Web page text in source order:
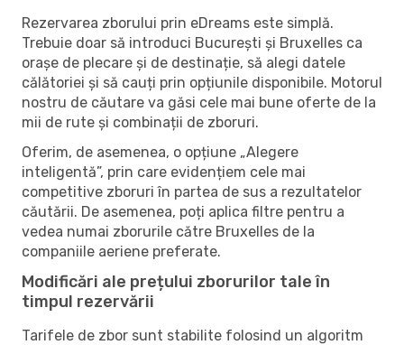
Rezervarea zborului prin eDreams este simplă.
Trebuie doar să introduci București și Bruxelles ca
orașe de plecare și de destinație, să alegi datele
călătoriei și să cauți prin opțiunile disponibile. Motorul
nostru de căutare va găsi cele mai bune oferte de la
mii de rute și combinații de zboruri.
Oferim, de asemenea, o opțiune „Alegere
inteligentă”, prin care evidențiem cele mai
competitive zboruri în partea de sus a rezultatelor
căutării. De asemenea, poți aplica filtre pentru a
vedea numai zborurile către Bruxelles de la
companiile aeriene preferate.
Modificări ale prețului zborurilor tale în
timpul rezervării
Tarifele de zbor sunt stabilite folosind un algoritm